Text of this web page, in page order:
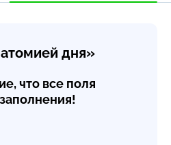
дня»
что все поля